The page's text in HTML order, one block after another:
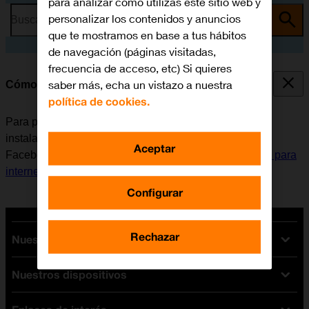
Busca por problema o tema
Cómo instalar Facebook Messenger
Para poder utilizar Facebook Messenger, es necesario
instalar esta aplicación en el móvil. Antes de instalar
Facebook Messenger, es necesario
configurar el móvil para
internet
Nuestras tarifas
Tarifas Orange
Tarifas fibra y móvil
Nuestros dispositivos
personalizar los contenidos y anuncios
que te mostramos en base a tus hábitos
de navegación (páginas visitadas,
frecuencia de acceso, etc) Si quieres
saber más, echa un vistazo a nuestra
política de cookies.
Configurar
Rechazar
Aceptar